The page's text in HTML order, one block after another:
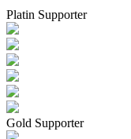
Platin Supporter
Gold Supporter